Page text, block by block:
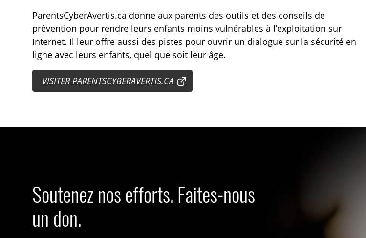
ParentsCyberAvertis.ca donne aux parents des outils et des conseils de
prévention pour rendre leurs enfants moins vulnérables à l’exploitation sur
Internet. Il leur offre aussi des pistes pour ouvrir un dialogue sur la sécurité en
ligne avec leurs enfants, quel que soit leur âge.
VISITER PARENTSCYBERAVERTIS.CA
Soutenez nos efforts. Faites-nous
un don.